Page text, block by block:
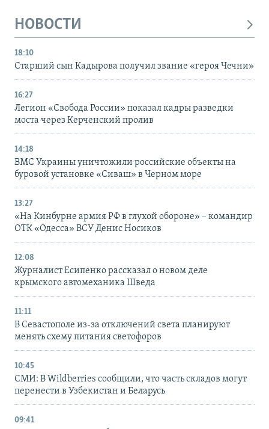
НОВОСТИ
18:10
Старший сын Кадырова получил звание «героя Чечни»
16:27
Легион «Свобода России» показал кадры разведки
моста через Керченский пролив
14:18
ВМС Украины уничтожили российские объекты на
буровой установке «Сиваш» в Черном море
13:27
«На Кинбурне армия РФ в глухой обороне» – командир
ОТК «Одесса» ВСУ Денис Носиков
12:08
Журналист Есипенко рассказал о новом деле
крымского автомеханика Шведа
11:11
В Севастополе из-за отключений света планируют
менять схему питания светофоров
10:45
СМИ: В Wildberries сообщили, что часть складов могут
перенести в Узбекистан и Беларусь
09:41